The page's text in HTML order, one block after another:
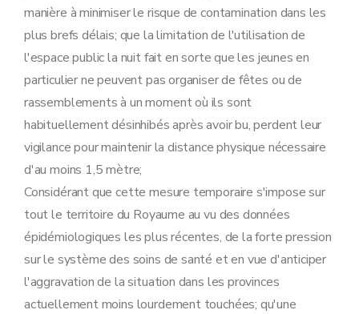
manière à minimiser le risque de contamination dans les
plus brefs délais; que la limitation de l'utilisation de
l'espace public la nuit fait en sorte que les jeunes en
particulier ne peuvent pas organiser de fêtes ou de
rassemblements à un moment où ils sont
habituellement désinhibés après avoir bu, perdent leur
vigilance pour maintenir la distance physique nécessaire
d'au moins 1,5 mètre;
Considérant que cette mesure temporaire s'impose sur
tout le territoire du Royaume au vu des données
épidémiologiques les plus récentes, de la forte pression
sur le système des soins de santé et en vue d'anticiper
l'aggravation de la situation dans les provinces
actuellement moins lourdement touchées; qu'une